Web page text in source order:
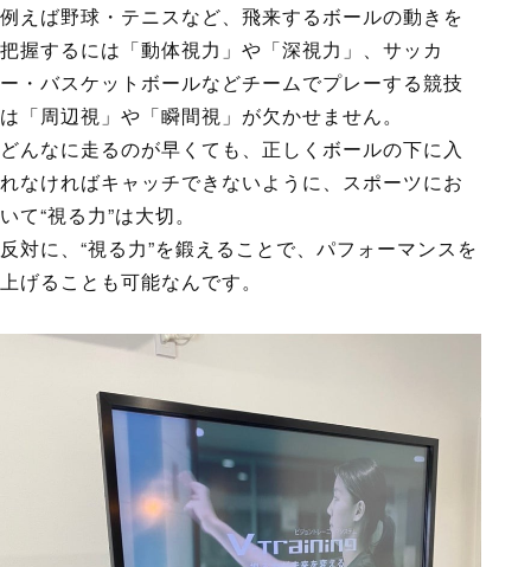
例えば野球・テニスなど、飛来するボールの動きを
把握するには「動体視力」や「深視力」、サッカ
ー・バスケットボールなどチームでプレーする競技
は「周辺視」や「瞬間視」が欠かせません。
どんなに走るのが早くても、正しくボールの下に入
れなければキャッチできないように、スポーツにお
いて“視る力”は大切。
反対に、“視る力”を鍛えることで、パフォーマンスを
上げることも可能なんです。